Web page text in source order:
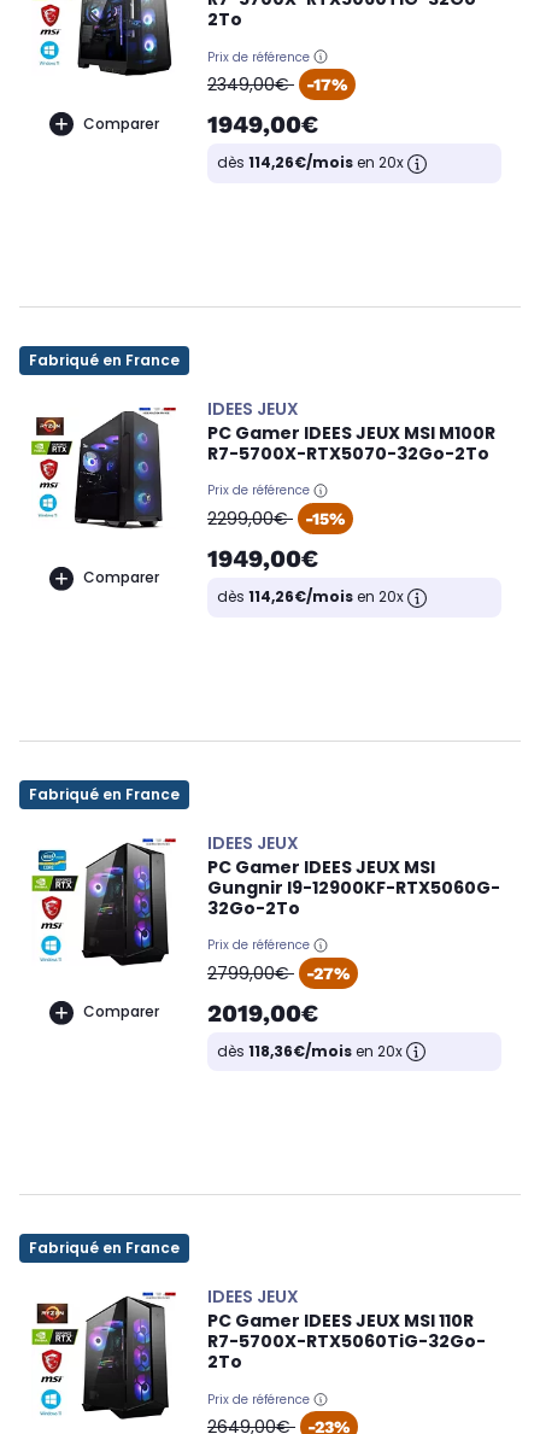
Comparer
2To
Prix de référence
oldPrice
2349,00€ -17%
1949,00€
dès 114,26€/moisen 20x
Fabriqué en France
Comparer
IDEES JEUX
PC Gamer IDEES JEUX MSI M100R
R7-5700X-RTX5070-32Go-2To
Prix de référence
oldPrice
2299,00€ -15%
1949,00€
dès 114,26€/moisen 20x
Fabriqué en France
Comparer
IDEES JEUX
PC Gamer IDEES JEUX MSI
Gungnir I9-12900KF-RTX5060G-
32Go-2To
Prix de référence
oldPrice
2799,00€ -27%
2019,00€
dès 118,36€/moisen 20x
Fabriqué en France
IDEES JEUX
PC Gamer IDEES JEUX MSI 110R
R7-5700X-RTX5060TiG-32Go-
2To
Prix de référence
oldPrice
2649,00€ -23%